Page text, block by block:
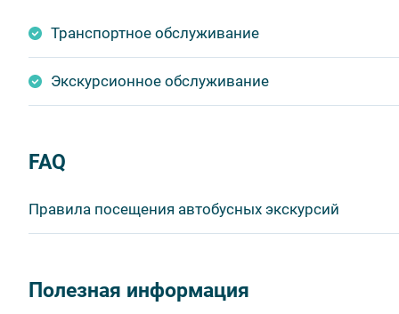
Транспортное обслуживание
Экскурсионное обслуживание
FAQ
Правила посещения автобусных экскурсий
быть изменено на более раннее или более позднее.
Полезная информация